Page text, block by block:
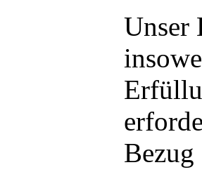
Unser
Bezug